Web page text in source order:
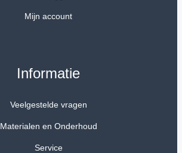
Mijn account
Informatie
Veelgestelde vragen
Materialen en Onderhoud
Service